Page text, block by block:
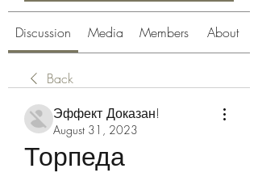
Discussion Media Members About
Back
Эффект Доказан!
August 31, 2023
Торпеда